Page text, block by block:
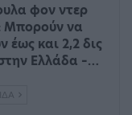
φον ντερ
Μπορούν να
έως και 2,2 δις
Ελλάδα –…